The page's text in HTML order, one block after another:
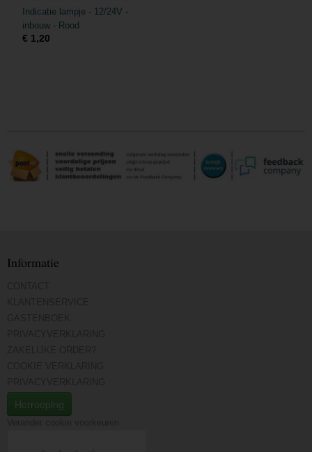
Indicatie lampje - 12/24V -
inbouw - Rood
€ 1,20
Informatie
Herroeping